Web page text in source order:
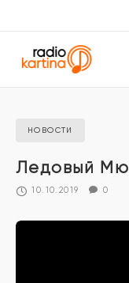
НОВОСТИ
Ледовый
10.10.2019 0